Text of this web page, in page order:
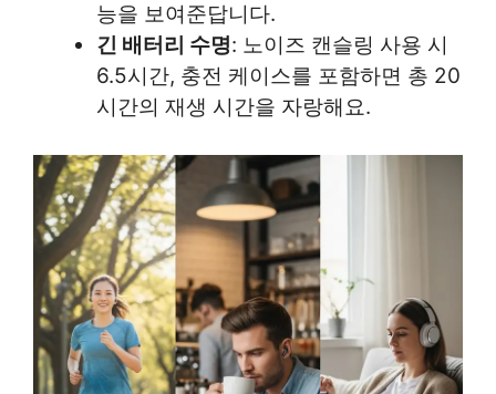
능을 보여준답니다.
긴 배터리 수명: 노이즈 캔슬링 사용 시
6.5시간, 충전 케이스를 포함하면 총 20
시간의 재생 시간을 자랑해요.